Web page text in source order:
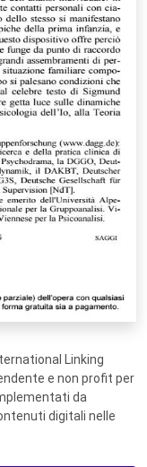
Linking
e non profit per
da
digitali nelle